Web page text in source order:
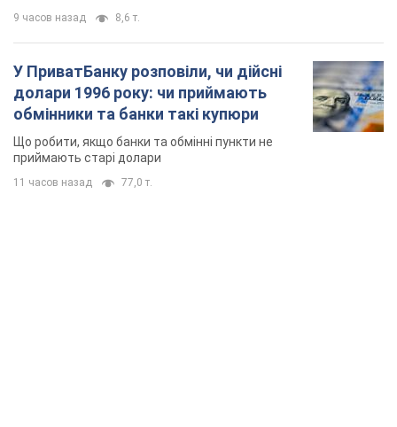
9 часов назад 8,6 т.
У ПриватБанку розповіли, чи дійсні
долари 1996 року: чи приймають
обмінники та банки такі купюри
Що робити, якщо банки та обмінні пункти не
приймають старі долари
11 часов назад 77,0 т.